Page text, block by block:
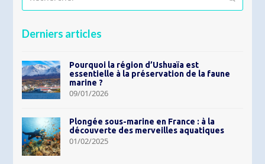
Derniers articles
Pourquoi la région d’Ushuaïa est
essentielle à la préservation de la faune
marine ?
09/01/2026
Plongée sous-marine en France : à la
découverte des merveilles aquatiques
01/02/2025